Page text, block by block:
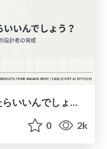
「AI時代、若手の育成はどうしたらいいんでしょう?」ー どの業界の方からも立て続けに頂いたこの問題を考えてみる
0 2k